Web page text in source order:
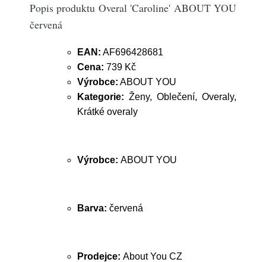
Popis produktu Overal 'Caroline' ABOUT YOU
červená
EAN: AF696428681
Cena: 739 Kč
Výrobce: ABOUT YOU
Kategorie: Ženy, Oblečení, Overaly,
Krátké overaly
Výrobce: ABOUT YOU
Barva: červená
Prodejce: About You CZ